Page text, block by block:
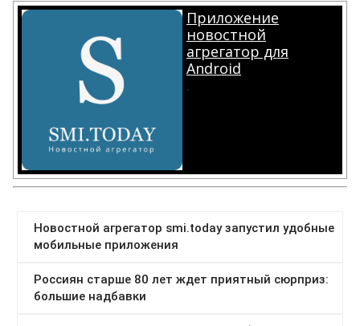
Приложение
новостной
агрегатор для
Android
.